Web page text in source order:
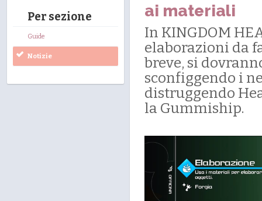
Per sezione
Guide
Notizie
ai materiali
In KINGDOM
elaborazioni da
breve, si
sconfiggendo i
distruggendo
la Gummiship.